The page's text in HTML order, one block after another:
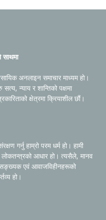
अनलाइन समाचार माध्यम हो।
न्याय र शान्तिको पक्षमा
क्षेत्रमा क्रियाशील छौं।
गर्नु हाम्रो परम धर्म हो। हामी
लोकतन्त्रको आधार हो। त्यसैले, मानव
एवं आवाजविहीनहरूको
हो।